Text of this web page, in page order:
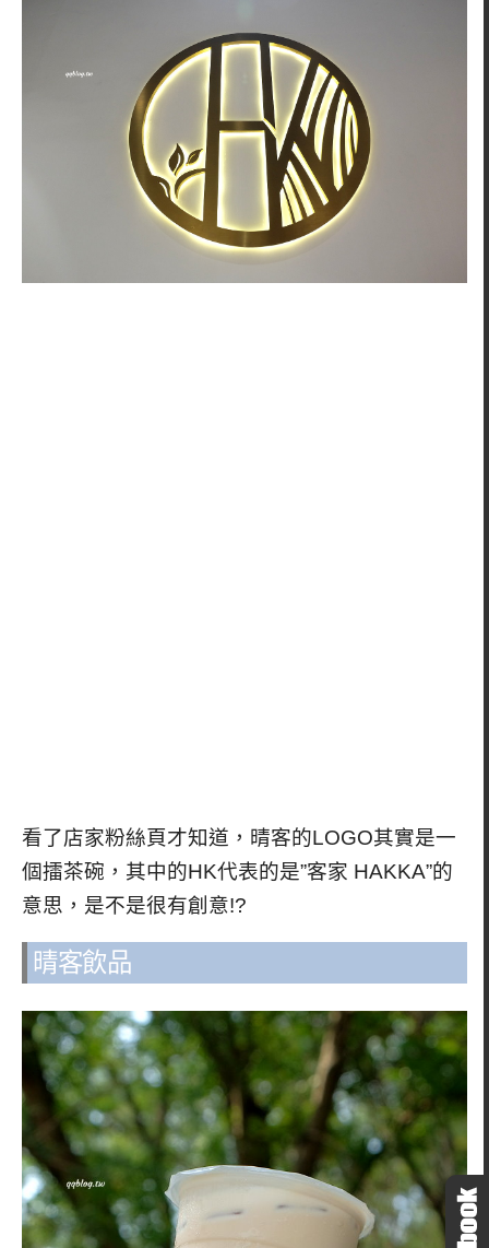
看了店家粉絲頁才知道，晴客的LOGO其實是一
個擂茶碗，其中的HK代表的是”客家 HAKKA”的
意思，是不是很有創意!?
晴客飲品